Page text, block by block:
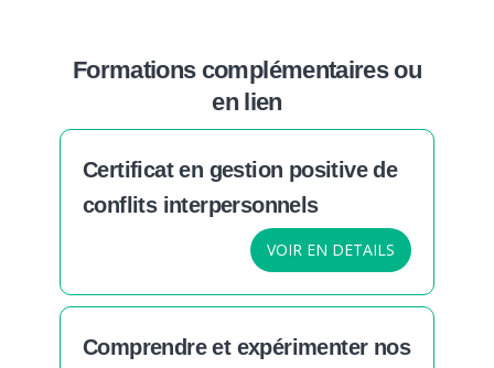
Formations complémentaires ou
en lien
Certificat en gestion positive de
conflits interpersonnels
VOIR EN DETAILS
Comprendre et expérimenter nos